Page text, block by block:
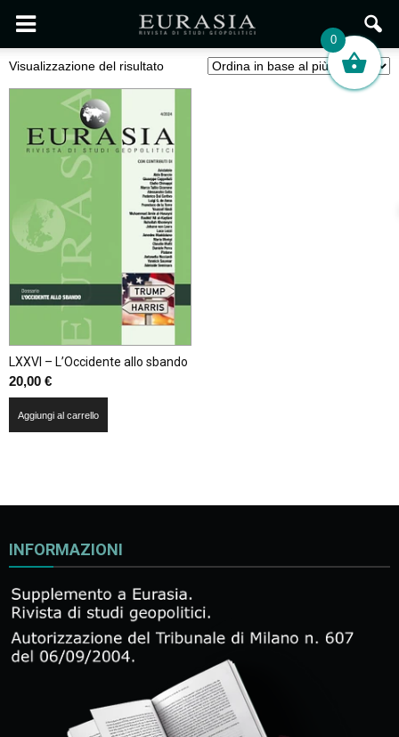
Visualizzazione del risultato
LXXVI – L’Occidente allo sbando
20,00 €
Aggiungi al carrello
INFORMAZIONI
0